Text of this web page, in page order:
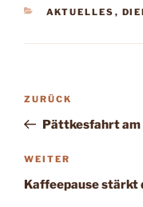
KATEGORIEN
AKTUELLES ,
Vorheriger
Beitrag
ZURÜCK
Pättkesfahrt
Nächster
Beitrag
WEITER
Kaffeepause